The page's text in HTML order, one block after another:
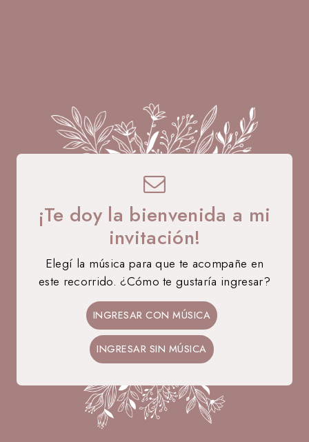
12 • 09 • 2026
Agustina
MIS 15 AÑOS
35
DÍAS
17
HORAS
54
MIN
58
¡Te doy la bienvenida a mi
invitación!
Elegí la música para que te acompañe en
este recorrido. ¿Cómo te gustaría ingresar?
INGRESAR CON MÚSICA
INGRESAR SIN MÚSICA